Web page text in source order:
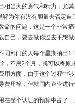
相当大的勇气和精力，尤
解为你有没有胆量去否定
命的问题，这是一个非常
自己，要去做你过去不想做
同部门的人每个星期抽出
，不用2个月，就可以将
用方面，由于这个过程中
费用等，但就国内企业进
在整个认证的预算中占了